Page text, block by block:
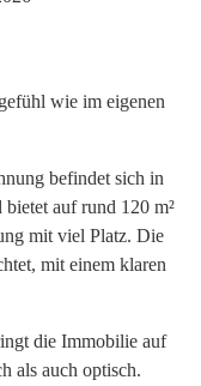
wie im eigenen
befindet sich in
auf rund 120 m²
mit viel Platz. Die
mit einem klaren
die Immobilie auf
als auch optisch.